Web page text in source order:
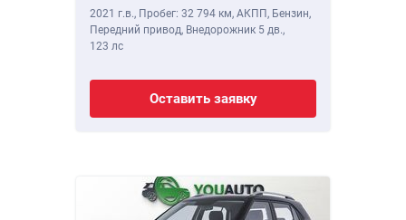
2021 г.в., Пробег: 32 794 км, АКПП, Бензин,
Передний привод, Внедорожник 5 дв.,
123 лс
Оставить заявку